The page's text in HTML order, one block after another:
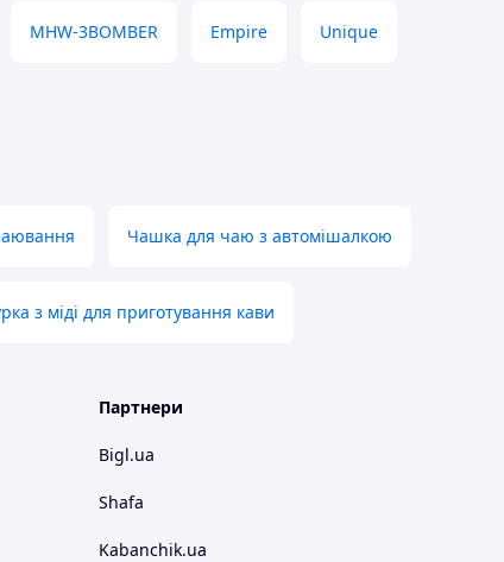
MHW-3BOMBER Empire Unique
Чашка для чаю з автомішалкою
з міді для приготування кави
Партнери
Bigl.ua
Shafa
Kabanchik.ua